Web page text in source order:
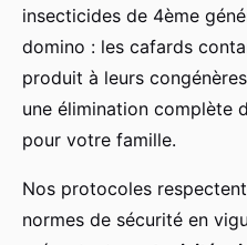
insecticides de 4ème
domino : les cafards
produit à leurs
une élimination complète
pour votre famille.
Nos protocoles
normes de sécurité en